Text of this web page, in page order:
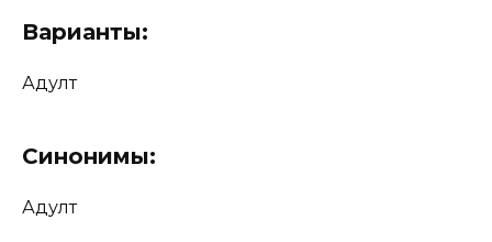
Варианты:
Адулт
Синонимы:
Адулт